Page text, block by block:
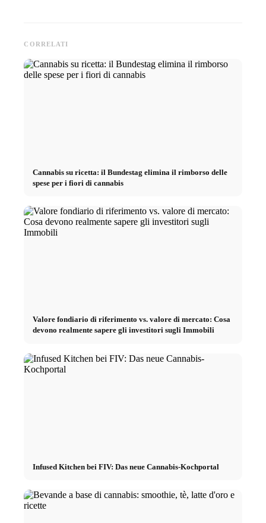
CORRELATI
Cannabis su ricetta: il Bundestag elimina il rimborso delle
spese per i fiori di cannabis
Valore fondiario di riferimento vs. valore di mercato: Cosa
devono realmente sapere gli investitori sugli Immobili
Infused Kitchen bei FIV: Das neue Cannabis-Kochportal